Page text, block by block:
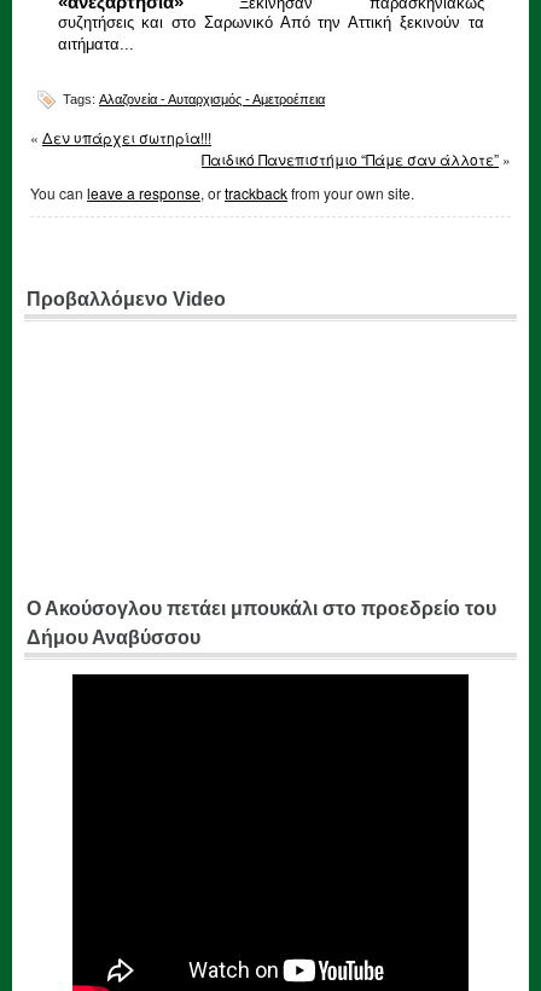
Ξεκίνησαν παρασκηνιακώς
συζητήσεις και στο Σαρωνικό Από την Αττική ξεκινούν τα
αιτήματα...
Tags: Αλαζονεία - Αυταρχισμός - Αμετροέπεια
« Δεν υπάρχει σωτηρία!!!
Παιδικό Πανεπιστήμιο “Πάμε σαν άλλοτε” »
You can leave a response, ortrackbackfrom your own site.
Προβαλλόμενο Video
Ο Ακούσογλου πετάει μπουκάλι στο προεδρείο του
Δήμου Αναβύσσου